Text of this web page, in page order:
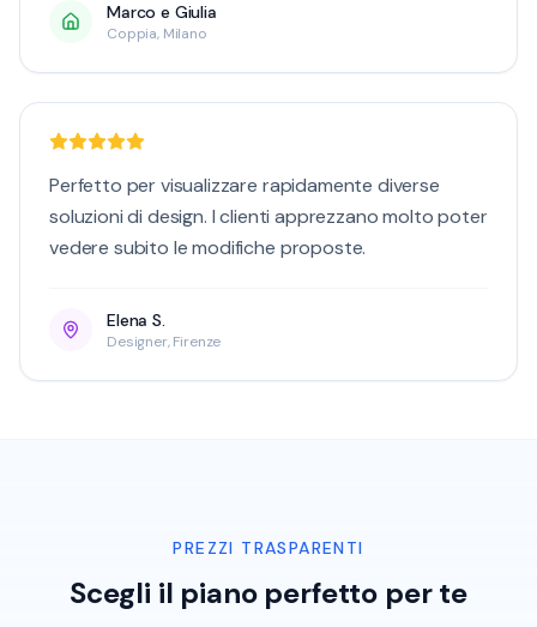
Marco e Giulia
Coppia, Milano
Perfetto per visualizzare rapidamente diverse
soluzioni di design. I clienti apprezzano molto poter
vedere subito le modifiche proposte.
Elena S.
Designer, Firenze
PREZZI TRASPARENTI
Scegli il piano perfetto per te